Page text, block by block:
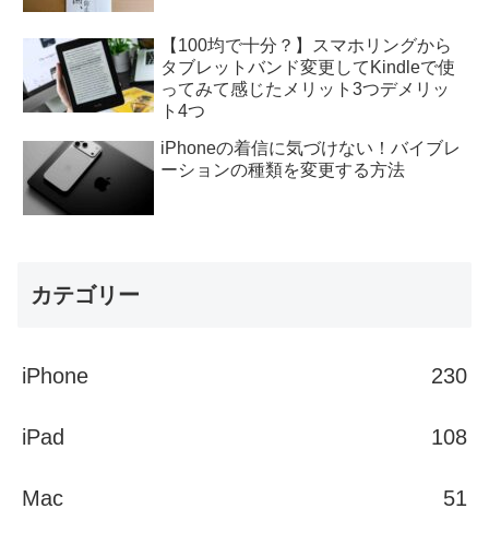
【100均で十分？】スマホリングから
タブレットバンド変更してKindleで使
ってみて感じたメリット3つデメリッ
ト4つ
iPhoneの着信に気づけない！バイブレ
ーションの種類を変更する方法
カテゴリー
iPhone 230
iPad 108
Mac 51